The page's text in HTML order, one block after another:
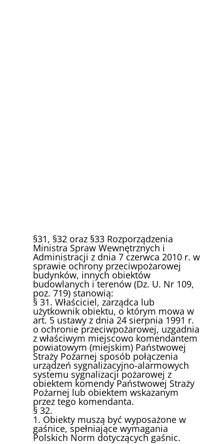
§31, §32 oraz §33 Rozporządzenia
Ministra Spraw Wewnętrznych i
Administracji z dnia 7 czerwca 2010 r. w
sprawie ochrony przeciwpożarowej
budynków, innych obiektów
budowlanych i terenów (Dz. U. Nr 109,
poz. 719) stanowią:
§ 31. Właściciel, zarządca lub
użytkownik obiektu, o którym mowa w
art. 5 ustawy z dnia 24 sierpnia 1991 r.
o ochronie przeciwpożarowej, uzgadnia
z właściwym miejscowo komendantem
powiatowym (miejskim) Państwowej
Straży Pożarnej sposób połączenia
urządzeń sygnalizacyjno-alarmowych
systemu sygnalizacji pożarowej z
obiektem komendy Państwowej Straży
Pożarnej lub obiektem wskazanym
przez tego komendanta.
§ 32.
1. Obiekty muszą być wyposażone w
gaśnice, spełniające wymagania
Polskich Norm dotyczących gaśnic.